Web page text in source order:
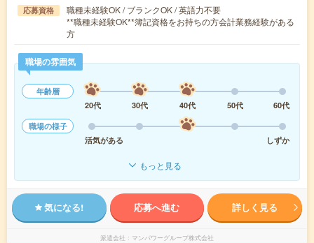
応募資格
職種未経験OK / ブランクOK / 英語力不要
**職種未経験OK**簿記資格をお持ちの方会計業務経験がある
方
職場の雰囲気
年齢層
20代
30代 40代 50代
60代
職場の様子
活気がある
しずか
もっと見る
気になる! 応募へ進む 詳しく見る
派遣会社 マンパワーグループ株式会社